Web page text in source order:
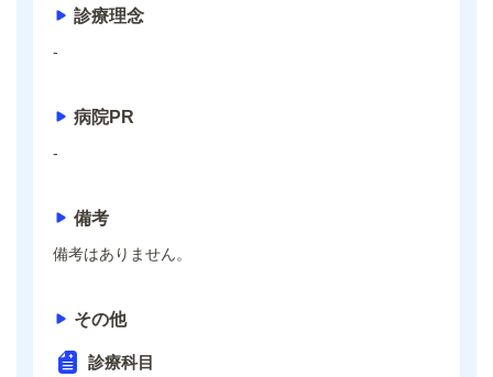
診療理念
-
病院PR
-
備考
備考はありません。
その他
診療科目